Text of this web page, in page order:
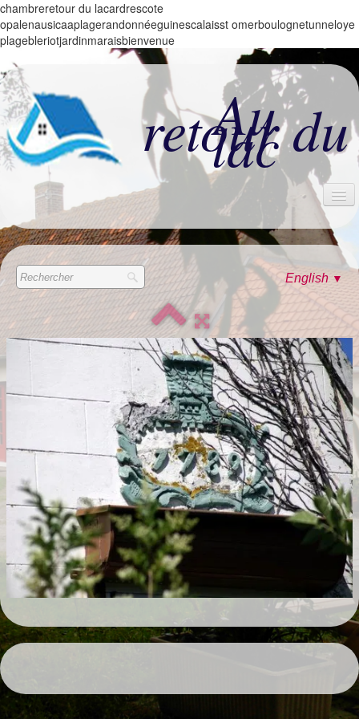
chambreretour du lacardrescote
opalenausicaaplagerandonnéeguinescalaisst omerboulognetunneloye
plagebleriotjardinmaraisbienvenue
Au
retour du
lac
ACCUEIL
LES CHAMBRES
ALBUM
CONTACT & TARIFS
LES +
RANDONNÉES
LIVRE D'OR
English ▼